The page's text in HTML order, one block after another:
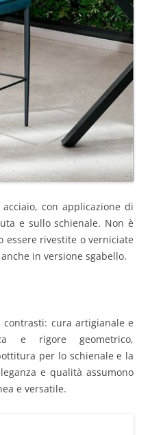
con applicazione di
e sullo schienale. Non è
essere rivestite o verniciate
in versione sgabello.
cura artigianale e
e rigore geometrico,
per lo schienale e la
e qualità assumono
e versatile.